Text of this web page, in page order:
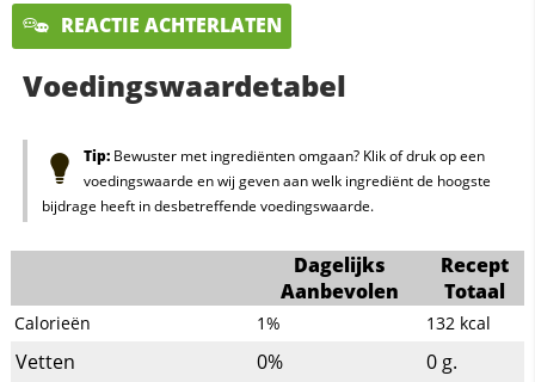
REACTIE ACHTERLATEN
Voedingswaardetabel
Tip:Bewuster met ingrediënten omgaan? Klik of druk op een
voedingswaarde en wij geven aan welk ingrediënt de hoogste
bijdrage heeft in desbetreffende voedingswaarde.
Dagelijks
Aanbevolen
Recept
Totaal
Calorieën 1% 132 kcal
Vetten 0% 0 g.